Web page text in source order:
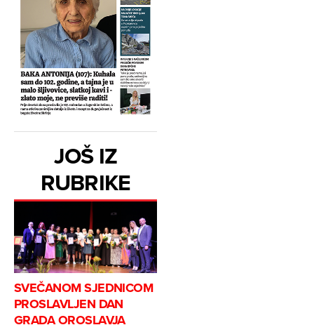
JOŠ IZ
RUBRIKE
SVEČANOM SJEDNICOM
PROSLAVLJEN DAN
GRADA OROSLAVJA